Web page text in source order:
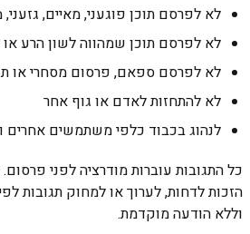
לא לפרסם תוכן פוגעני, מאיים, גזעני,
לא לפרסם תוכן שמהווה לשון הרע או
לא לפרסם ספאם, פרסום מסחרי או
לא להתחזות לאדם או גוף אחר
לנהוג בכבוד כלפי משתמשים אחרים
כל התגובות עוברות מודרציה לפני
הזכות לדחות, לערוך או למחוק תגובות
וללא הודעה מוקדמת.